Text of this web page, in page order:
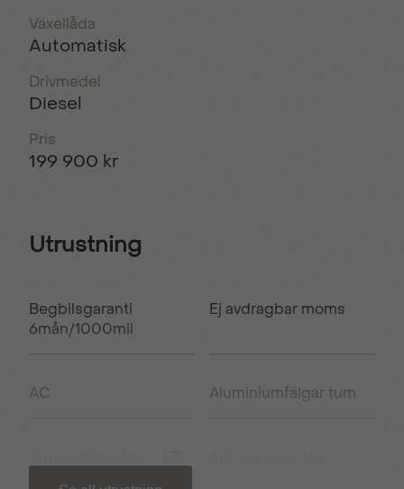
Växellåda
Automatisk
Drivmedel
Diesel
Pris
199 900 kr
Utrustning
Begbilsgaranti
6mån/1000mil
Ej avdragbar moms
AC Aluminiumfälgar tum